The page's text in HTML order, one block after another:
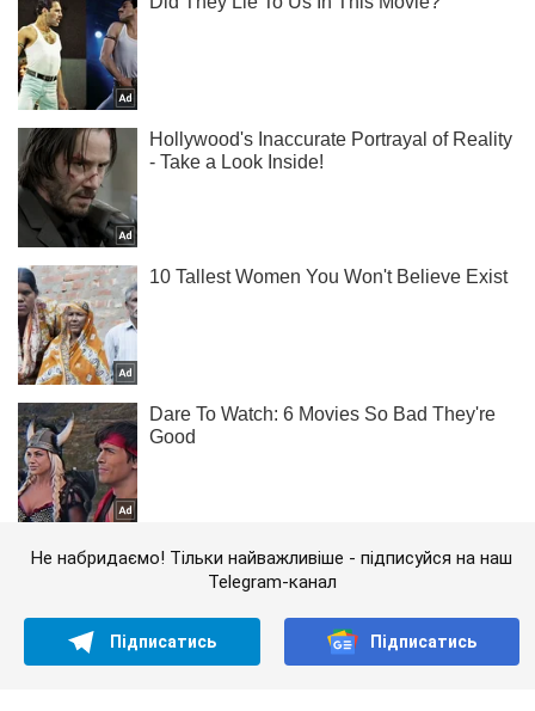
Не набридаємо! Тільки найважливіше - підписуйся на наш
Telegram-канал
Підписатись Підписатись